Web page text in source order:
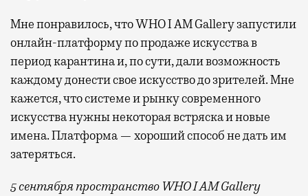
Мне понравилось, что WHO I AM Gallery запустили
онлайн-платформу по продаже искусства в
период карантина и, по сути, дали возможность
каждому донести свое искусство до зрителей. Мне
кажется, что системе и рынку современного
искусства нужны некоторая встряска и новые
имена. Платформа — хороший способ не дать им
затеряться.
5 сентября пространство WHO I AM Gallery